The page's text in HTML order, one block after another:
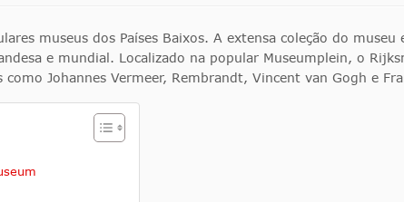
museus dos Países Baixos. A extensa coleção do
e mundial. Localizado na popular Museumplein, o
Johannes Vermeer, Rembrandt, Vincent van Gogh e